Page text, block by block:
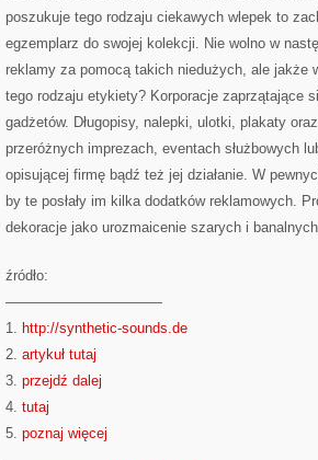
poszukuje tego rodzaju ciekawych wlepek to
egzemplarz do swojej kolekcji. Nie wolno w
reklamy za pomocą takich niedużych, ale jakże
tego rodzaju etykiety? Korporacje zaprzątające
gadżetów. Długopisy, nalepki, ulotki, plakaty
przeróżnych imprezach, eventach służbowych
opisującej firmę bądź też jej działanie. W
by te posłały im kilka dodatków reklamowych.
dekoracje jako urozmaicenie szarych i
źródło:
———————————
1. http://synthetic-sounds.de
2. artykuł tutaj
3. przejdź dalej
4. tutaj
5. poznaj więcej